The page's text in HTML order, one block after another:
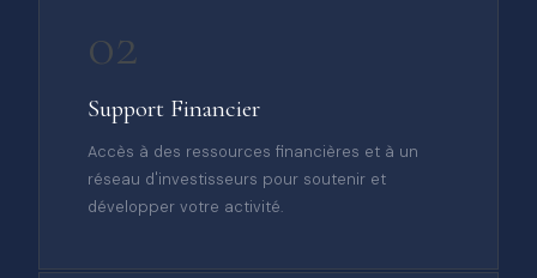
02
Support Financier
Accès à des ressources financières et à un
réseau d'investisseurs pour soutenir et
développer votre activité.